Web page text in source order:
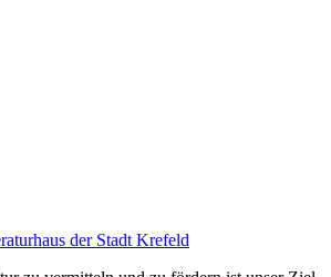
der Stadt Krefeld